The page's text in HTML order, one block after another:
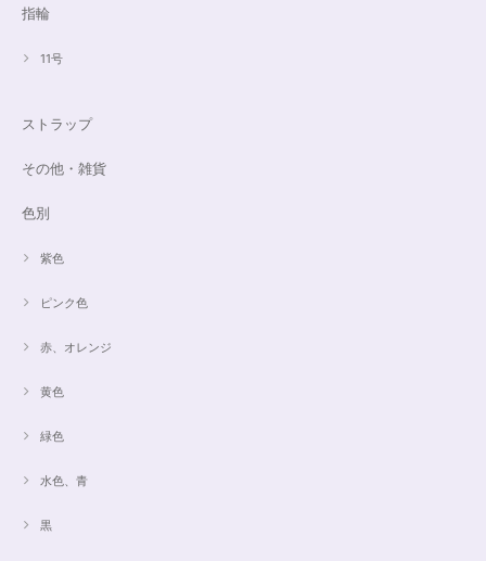
指輪
11号
ストラップ
その他・雑貨
色別
紫色
ピンク色
赤、オレンジ
黄色
緑色
水色、青
黒